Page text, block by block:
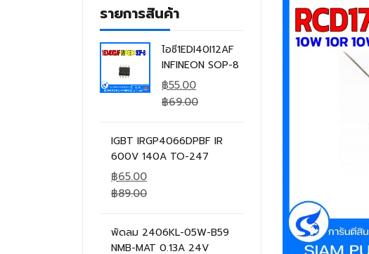
รายการสินค้า
ไอซี1EDI40I12AF
INFINEON SOP-8
฿55.00
฿69.00
IGBT IRGP4066DPBF IR
600V 140A TO-247
฿65.00
฿89.00
พัดลม 2406KL-05W-B59
NMB-MAT 0.13A 24V